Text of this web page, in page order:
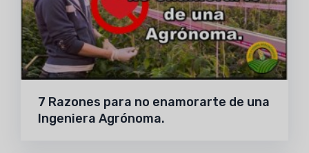
7 Razones para no enamorarte de una
Ingeniera Agrónoma.